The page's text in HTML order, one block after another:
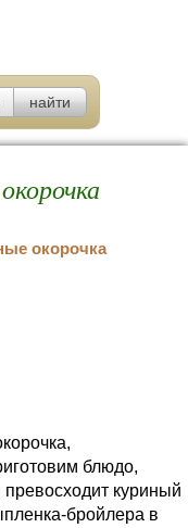
блюдо,
превосходит куриный
бройлера в